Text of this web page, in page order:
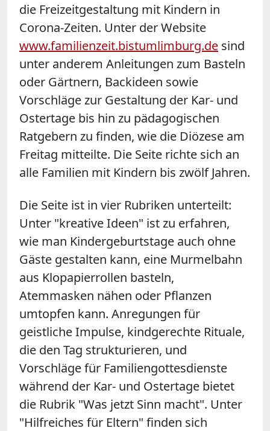
die Freizeitgestaltung mit Kindern in
Corona-Zeiten. Unter der Website
www.familienzeit.bistumlimburg.de sind
unter anderem Anleitungen zum Basteln
oder Gärtnern, Backideen sowie
Vorschläge zur Gestaltung der Kar- und
Ostertage bis hin zu pädagogischen
Ratgebern zu finden, wie die Diözese am
Freitag mitteilte. Die Seite richte sich an
alle Familien mit Kindern bis zwölf Jahren.
Die Seite ist in vier Rubriken unterteilt:
Unter "kreative Ideen" ist zu erfahren,
wie man Kindergeburtstage auch ohne
Gäste gestalten kann, eine Murmelbahn
aus Klopapierrollen basteln,
Atemmasken nähen oder Pflanzen
umtopfen kann. Anregungen für
geistliche Impulse, kindgerechte Rituale,
die den Tag strukturieren, und
Vorschläge für Familiengottesdienste
während der Kar- und Ostertage bietet
die Rubrik "Was jetzt Sinn macht". Unter
"Hilfreiches für Eltern" finden sich